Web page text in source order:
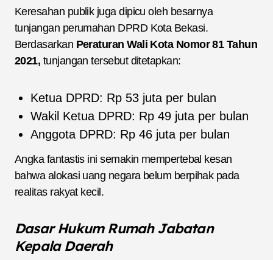
Keresahan publik juga dipicu oleh besarnya
tunjangan perumahan DPRD Kota Bekasi.
Berdasarkan Peraturan Wali Kota Nomor 81 Tahun
2021, tunjangan tersebut ditetapkan:
Ketua DPRD: Rp 53 juta per bulan
Wakil Ketua DPRD: Rp 49 juta per bulan
Anggota DPRD: Rp 46 juta per bulan
Angka fantastis ini semakin mempertebal kesan
bahwa alokasi uang negara belum berpihak pada
realitas rakyat kecil.
Dasar Hukum Rumah Jabatan
Kepala Daerah